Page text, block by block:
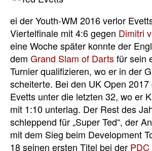
ei der Youth-WM 2016 verlor
Viertelfinale mit 4:6 gegen Dimitri
eine Woche später konnte der
dem Grand Slam of Dartsfür sein
Turnier qualifizieren, wo er in der
scheiterte. Bei den UK Open
Evetts unter die letzten 32, wo er
mit 1:10 unterlag. Der Rest des
schleppend für „Super Ted“, der
mit dem Sieg beim Development
18 seinen ersten Titel bei der PDC